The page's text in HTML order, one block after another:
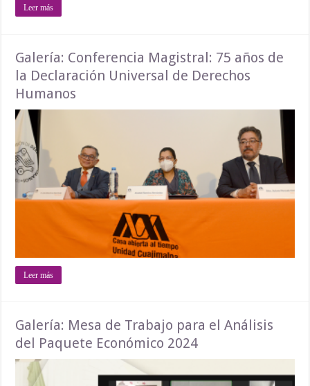
Leer más
Galería: Conferencia Magistral: 75 años de
la Declaración Universal de Derechos
Humanos
Leer más
Galería: Mesa de Trabajo para el Análisis
del Paquete Económico 2024